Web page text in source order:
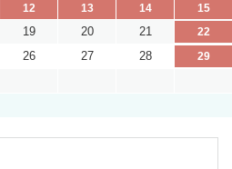
12 13 14
15
19 20 21
22
26 27 28
29